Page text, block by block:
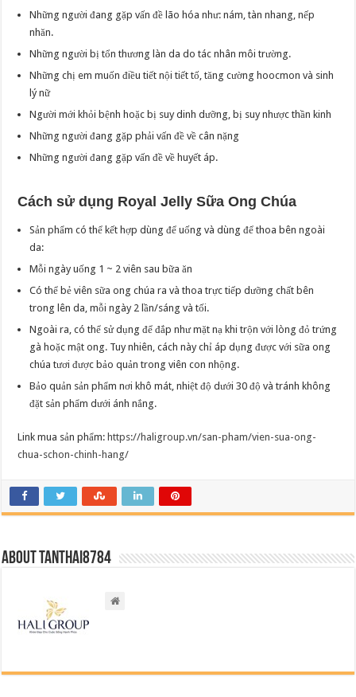
Những người đang gặp vấn đề lão hóa như: nám, tàn nhang, nếp
nhăn.
Những người bị tổn thương làn da do tác nhân môi trường.
Những chị em muốn điều tiết nội tiết tố, tăng cường hoocmon và sinh
lý nữ
Người mới khỏi bệnh hoặc bị suy dinh dưỡng, bị suy nhược thần kinh
Những người đang gặp phải vấn đề về cân nặng
Những người đang gặp vấn đề về huyết áp.
Cách sử dụng Royal Jelly Sữa Ong Chúa
Sản phẩm có thể kết hợp dùng để uống và dùng để thoa bên ngoài
da:
Mỗi ngày uống 1 ~ 2 viên sau bữa ăn
Có thể bẻ viên sữa ong chúa ra và thoa trực tiếp dưỡng chất bên
trong lên da, mỗi ngày 2 lần/sáng và tối.
Ngoài ra, có thể sử dụng để đắp như mặt nạ khi trộn với lòng đỏ trứng
gà hoặc mật ong. Tuy nhiên, cách này chỉ áp dụng được với sữa ong
chúa tươi được bảo quản trong viên con nhộng.
Bảo quản sản phẩm nơi khô mát, nhiệt độ dưới 30 độ và tránh không
đặt sản phẩm dưới ánh nắng.
Link mua sản phẩm: https://haligroup.vn/san-pham/vien-sua-ong-
chua-schon-chinh-hang/
About tanthai8784